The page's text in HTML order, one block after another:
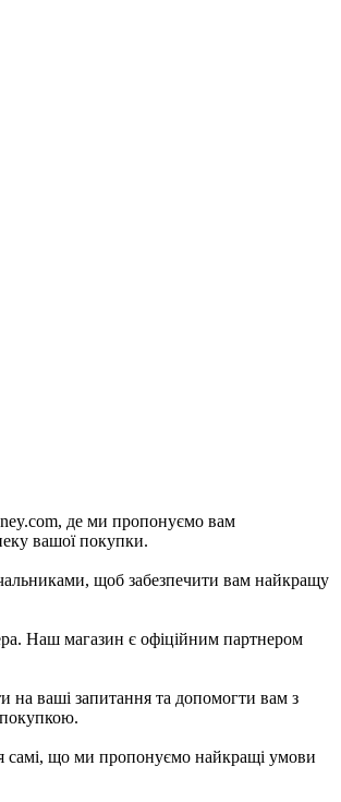
де ми пропонуємо вам
вашої покупки.
щоб забезпечити вам найкращу
Наш магазин є офіційним партнером
на ваші запитання та допомогти вам з
самі, що ми пропонуємо найкращі умови